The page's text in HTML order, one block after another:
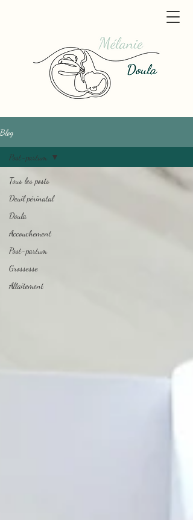
Blog
Tous les posts
Deuil périnatal
Doula
Accouchement
Post-partum
Grossesse
Allaitement
Post-partum